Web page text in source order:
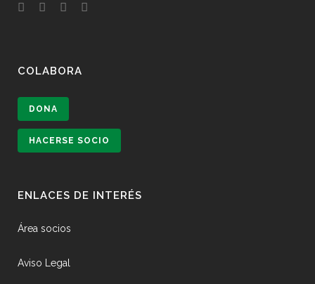
COLABORA
DONA
HACERSE SOCIO
ENLACES DE INTERÉS
Área socios
Aviso Legal